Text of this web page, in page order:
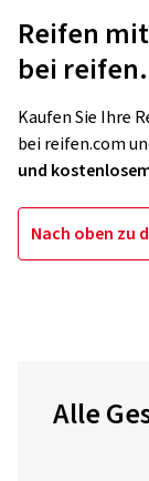
Reifen
bei
Kaufen Sie Ihre
bei reifen.com
und
Nach oben zu
Alle